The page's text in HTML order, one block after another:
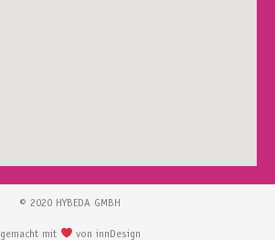
© 2020 HYBEDA GMBH
gemacht mit von innDesign